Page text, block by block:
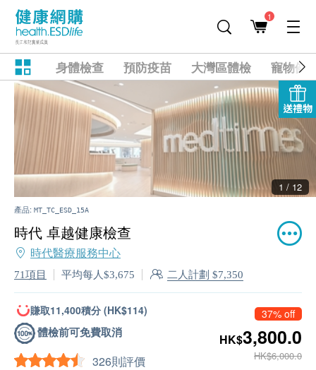
1
身體檢查 預防疫苗 大灣區體檢 寵物健
送禮物
2 / 12
產品: MT_TC_ESD_15A
時代 卓越健康檢查
時代醫療服務中心
71項目 平均每人$3,675 二人計劃 $7,350
賺取11,400積分 (HK$114)
體檢前可免費取消
326則評價
37% off
HK$3,800.0
HK$6,000.0